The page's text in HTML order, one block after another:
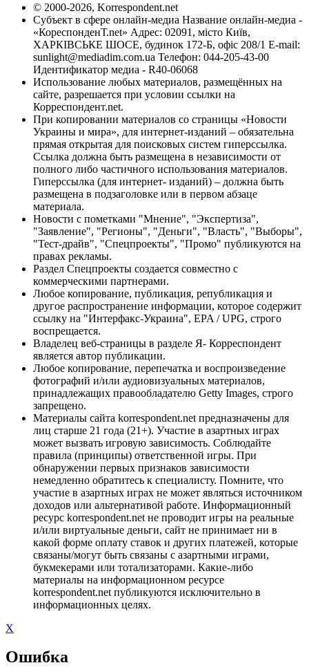
© 2000-2026, Korrespondent.net
Субъект в сфере онлайн-медиа Название онлайн-медиа -
«КореспонденТ.net» Адрес: 02091, місто Київ,
ХАРКІВСЬКЕ ШОСЕ, будинок 172-Б, офіс 208/1 E-mail:
sunlight@mediadim.com.ua Телефон: 044-205-43-00
Идентификатор медиа - R40-06068
Использование любых материалов, размещённых на
сайте, разрешается при условии ссылки на
Корреспондент.net.
При копировании материалов со страницы «Новости
Украины и мира», для интернет-изданий – обязательна
прямая открытая для поисковых систем гиперссылка.
Ссылка должна быть размещена в независимости от
полного либо частичного использования материалов.
Гиперссылка (для интернет- изданий) – должна быть
размещена в подзаголовке или в первом абзаце
материала.
Новости с пометками "Мнение", "Экспертиза",
"Заявление", "Регионы", "Деньги", "Власть", "Выборы",
"Тест-драйв", "Спецпроекты", "Промо" публикуются на
правах рекламы.
Раздел Спецпроекты создается совместно с
коммерческими партнерами.
Любое копирование, публикация, републикация и
другое распространение информации, которое содержит
ссылку на "Интерфакс-Украина", EPA / UPG, строго
воспрещается.
Владелец веб-страницы в разделе Я- Корреспондент
является автор публикации.
Любое копирование, перепечатка и воспроизведение
фотографий и/или аудиовизуальных материалов,
принадлежащих правообладателю Getty Images, строго
запрещено.
Материалы сайта korrespondent.net предназначены для
лиц старше 21 года (21+). Участие в азартных играх
может вызвать игровую зависимость. Соблюдайте
правила (принципы) ответственной игры. При
обнаружении первых признаков зависимости
немедленно обратитесь к специалисту. Помните, что
участие в азартных играх не может являться источником
доходов или альтернативой работе. Информационный
ресурс korrespondent.net не проводит игры на реальные
и/или виртуальные деньги, сайт не принимает ни в
какой форме оплату ставок и других платежей, которые
связаны/могут быть связаны с азартными играми,
букмекерами или тотализаторами. Какие-либо
материалы на информационном ресурсе
korrespondent.net публикуются исключительно в
информационных целях.
X
Ошибка